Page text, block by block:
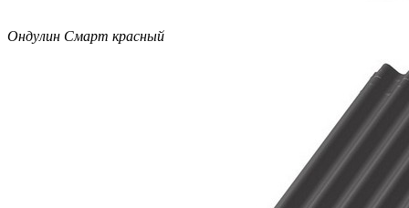
Ондулин Смарт красный